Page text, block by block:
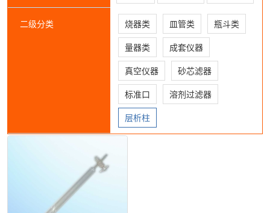
二级分类 烧器类 皿管类 瓶斗类
量器类 成套仪器
真空仪器 砂芯滤器
标准口 溶剂过滤器
层析柱